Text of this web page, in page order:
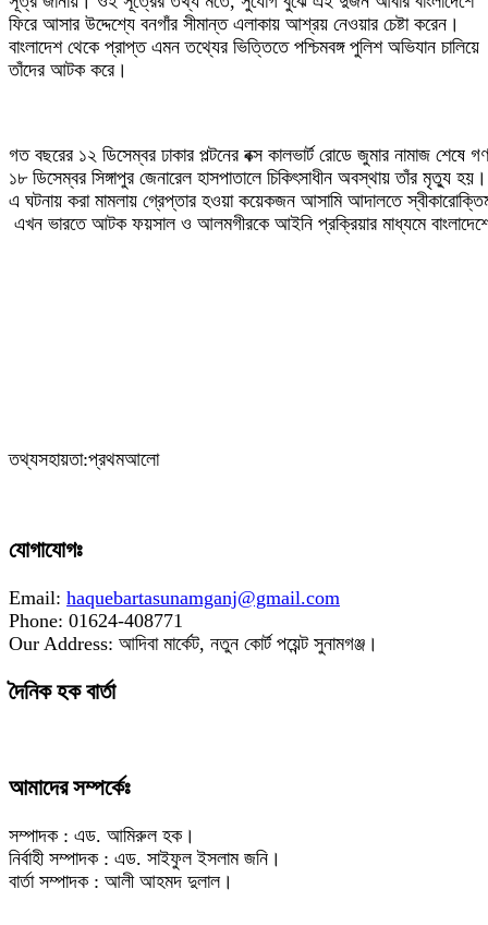
ফিরে আসার উদ্দেশ্যে বনগাঁর সীমান্ত এলাকায় আশ্রয় নেওয়ার চেষ্টা করেন।
বাংলাদেশ থেকে প্রাপ্ত এমন তথ্যের ভিত্তিতে পশ্চিমবঙ্গ পুলিশ অভিযান চালিয়ে
তাঁদের আটক করে।
গত বছরের ১২ ডিসেম্বর ঢাকার পল্টনের বক্স কালভার্ট রোডে জুমার নামাজ
১৮ ডিসেম্বর সিঙ্গাপুর জেনারেল হাসপাতালে চিকিৎসাধীন অবস্থায় তাঁর মৃত্যু হয়।
এ ঘটনায় করা মামলায় গ্রেপ্তার হওয়া কয়েকজন আসামি আদালতে
এখন ভারতে আটক ফয়সাল ও আলমগীরকে আইনি প্রক্রিয়ার মাধ্যমে
তথ্যসহায়তা:প্রথমআলো
যোগাযোগঃ
Email: haquebartasunamganj@gmail.com
Phone: 01624-408771
Our Address: আদিবা মার্কেট, নতুন কোর্ট পয়েন্ট সুনামগঞ্জ।
দৈনিক হক বার্তা
আমাদের সম্পর্কেঃ
সম্পাদক : এড. আমিরুল হক।
নির্বাহী সম্পাদক : এড. সাইফুল ইসলাম জনি।
বার্তা সম্পাদক : আলী আহমদ দুলাল।